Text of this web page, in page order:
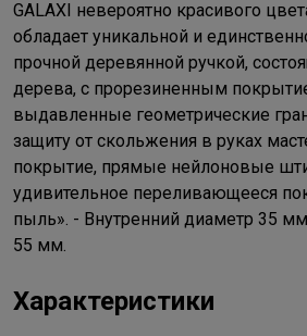
GALAXI невероятно красивого
обладает уникальной и
прочной деревянной ручкой,
дерева, с прорезиненным
выдавленные геометрические
защиту от скольжения в руках
покрытие, прямые нейлоновые
удивительное переливающееся
пыль». - Внутренний диаметр 35
55 мм.
Характеристики